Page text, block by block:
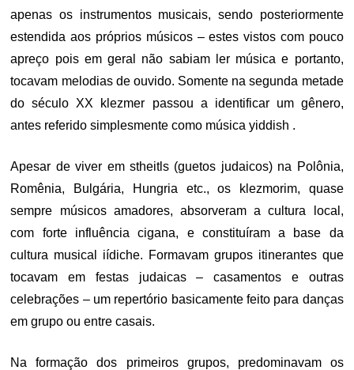
apenas os instrumentos musicais, sendo posteriormente
estendida aos próprios músicos – estes vistos com pouco
apreço pois em geral não sabiam ler música e portanto,
tocavam melodias de ouvido. Somente na segunda metade
do século XX klezmer passou a identificar um gênero,
antes referido simplesmente como música yiddish .
Apesar de viver em stheitls (guetos judaicos) na Polônia,
Romênia, Bulgária, Hungria etc., os klezmorim, quase
sempre músicos amadores, absorveram a cultura local,
com forte influência cigana, e constituíram a base da
cultura musical iídiche. Formavam grupos itinerantes que
tocavam em festas judaicas – casamentos e outras
celebrações – um repertório basicamente feito para danças
em grupo ou entre casais.
Na formação dos primeiros grupos, predominavam os